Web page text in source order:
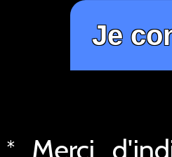
*
Merci